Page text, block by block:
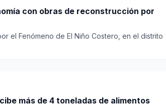
con obras de reconstrucción por
el Fenómeno de El Niño Costero, en el distrito
más de 4 toneladas de alimentos